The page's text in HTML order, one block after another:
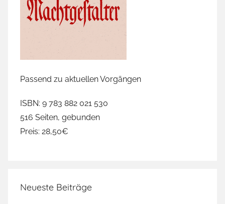
Passend zu aktuellen Vorgängen
ISBN: 9 783 882 021 530
516 Seiten, gebunden
Preis: 28,50€
Neueste Beiträge